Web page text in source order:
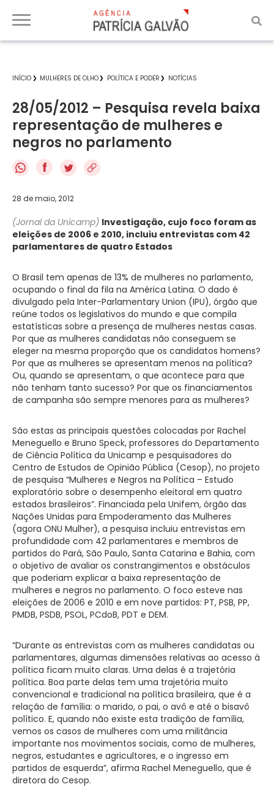
INÍCIO MULHERES DE OLHO POLÍTICA E PODER NOTÍCIAS
28/05/2012 – Pesquisa revela baixa
representação de mulheres e
negros no parlamento
f
28 de maio, 2012
(Jornal da Unicamp) Investigação, cujo foco foram as
eleições de 2006 e 2010, incluiu entrevistas com 42
parlamentares de quatro Estados
O Brasil tem apenas de 13% de mulheres no parlamento,
ocupando o final da fila na América Latina. O dado é
divulgado pela Inter-Parlamentary Union (IPU), órgão que
reúne todos os legislativos do mundo e que compila
estatísticas sobre a presença de mulheres nestas casas.
Por que as mulheres candidatas não conseguem se
eleger na mesma proporção que os candidatos homens?
Por que as mulheres se apresentam menos na política?
Ou, quando se apresentam, o que acontece para que
não tenham tanto sucesso? Por que os financiamentos
de campanha são sempre menores para as mulheres?
São estas as principais questões colocadas por Rachel
Meneguello e Bruno Speck, professores do Departamento
de Ciência Política da Unicamp e pesquisadores do
Centro de Estudos de Opinião Pública (Cesop), no projeto
de pesquisa “Mulheres e Negros na Política – Estudo
exploratório sobre o desempenho eleitoral em quatro
estados brasileiros”. Financiada pela Unifem, órgão das
Nações Unidas para Empoderamento das Mulheres
(agora ONU Mulher), a pesquisa incluiu entrevistas em
profundidade com 42 parlamentares e membros de
partidos do Pará, São Paulo, Santa Catarina e Bahia, com
o objetivo de avaliar os constrangimentos e obstáculos
que poderiam explicar a baixa representação de
mulheres e negros no parlamento. O foco esteve nas
eleições de 2006 e 2010 e em nove partidos: PT, PSB, PP,
PMDB, PSDB, PSOL, PCdoB, PDT e DEM.
“Durante as entrevistas com as mulheres candidatas ou
parlamentares, algumas dimensões relativas ao acesso à
política ficam muito claras. Uma delas é a trajetória
política. Boa parte delas tem uma trajetória muito
convencional e tradicional na política brasileira, que é a
relação de família: o marido, o pai, o avô e até o bisavô
político. E, quando não existe esta tradição de família,
vemos os casos de mulheres com uma militância
importante nos movimentos sociais, como de mulheres,
negros, estudantes e agricultores, e o ingresso em
partidos de esquerda”, afirma Rachel Meneguello, que é
diretora do Cesop.